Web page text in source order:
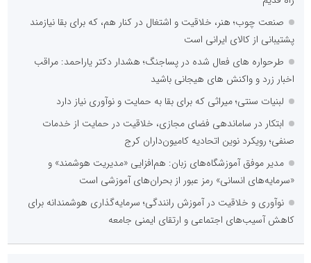
صنعت چوب؛ هنر، خلاقیت و اشتغال در کنار هم، که برای بقا نیازمند
پشتیبانی از کالای ایرانی است
طرحواره های فعال شده در پساجنگ؛ هشدار دکتر یاراحمد: مراقب
اخبار زرد و واکنش های هیجانی باشید
لبنیات سنتی؛ میراثی که برای بقا به حمایت و نوآوری نیاز دارد
ابتکار در ساماندهی فضای مجازی، خلاقیت در حمایت از خدمات
صنفی؛ رویکرد نوین اتحادیه کامیون‌داران کرج
مدیر موفق آموزشگاه‌های زبان: هم‌افزایی «مدیریت هوشمند» و
«سرمایه‌های انسانی» رمز عبور از بحران‌های آموزشی است
نوآوری و خلاقیت در آموزش رانندگی؛ سرمایه‌گذاری هوشمندانه برای
کاهش آسیب‌های اجتماعی و ارتقای ایمنی جامعه